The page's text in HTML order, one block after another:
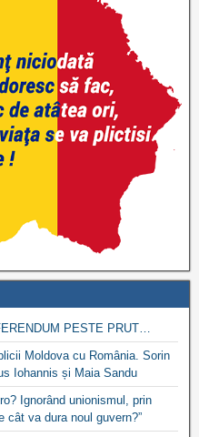
PESTE PRUT…
Moldova cu România. Sorin
Iohannis și Maia Sandu
Ignorând unionismul, prin
cât va dura noul guvern?”